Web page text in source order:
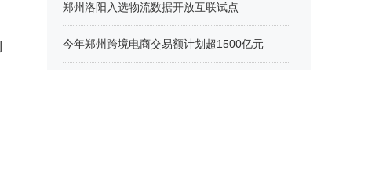
郑州洛阳入选物流数据开放互联试点
今年郑州跨境电商交易额计划超1500亿元